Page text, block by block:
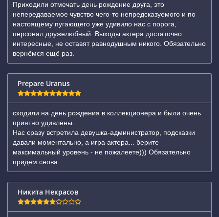
Приходили отмечать день рождение друга, это
непередаваемое чувство чего-то непредсказуемого и по
настоящему пугающего уже удивило нас с порога,
персонал дружелюбный. Выходы актера достаточно
интересные, не оставят равнодушным никого. Обязательно
вернёмся ещё раз.
Prepare Uranus
сходили на день рождения в коллекционера и были очень
приятно удивлены.
Нас сразу встретила девушка-администратор, подсказки
давали моментально, а игра актера... берите
максимальный уровень - не пожалеете))) Обязательно
придем снова
Никита Некрасов